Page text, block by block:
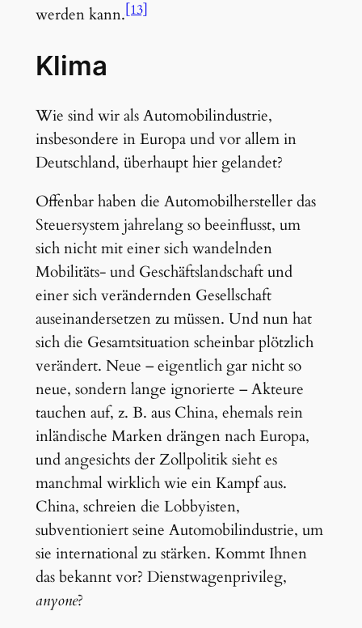
werden kann.[13]
Klima
Wie sind wir als Automobilindustrie,
insbesondere in Europa und vor allem in
Deutschland, überhaupt hier gelandet?
Offenbar haben die Automobilhersteller das
Steuersystem jahrelang so beeinflusst, um
sich nicht mit einer sich wandelnden
Mobilitäts- und Geschäftslandschaft und
einer sich verändernden Gesellschaft
auseinandersetzen zu müssen. Und nun hat
sich die Gesamtsituation scheinbar plötzlich
verändert. Neue – eigentlich gar nicht so
neue, sondern lange ignorierte – Akteure
tauchen auf, z. B. aus China, ehemals rein
inländische Marken drängen nach Europa,
und angesichts der Zollpolitik sieht es
manchmal wirklich wie ein Kampf aus.
China, schreien die Lobbyisten,
subventioniert seine Automobilindustrie, um
sie international zu stärken. Kommt Ihnen
das bekannt vor? Dienstwagenprivileg,
anyone?